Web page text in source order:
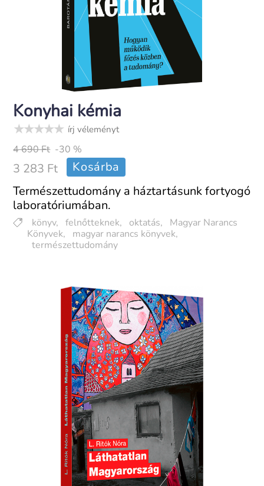
Konyhai kémia
írj véleményt
4 690 Ft-30 %
3 283 Ft
Kosárba
Természettudomány a háztartásunk fortyogó
laboratóriumában.
könyv, felnőtteknek, oktatás,
Magyar Narancs
Könyvek, magyar narancs könyvek,
természettudomány